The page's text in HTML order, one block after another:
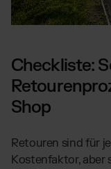
Checkliste:
Shop
Retouren sind für
Kostenfaktor, aber